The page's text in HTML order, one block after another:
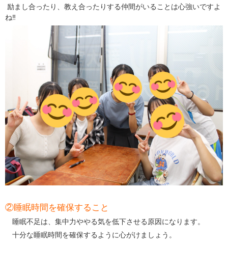
励まし合ったり、教え合ったりする仲間がいることは心強いですよ
ね‼️
②睡眠時間を確保すること
睡眠不足は、集中力ややる気を低下させる原因になります。
十分な睡眠時間を確保するように心がけましょう。